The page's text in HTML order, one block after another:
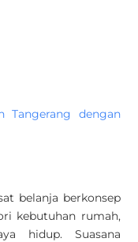
Tangerang dengan
belanja berkonsep
kebutuhan rumah,
hidup. Suasana